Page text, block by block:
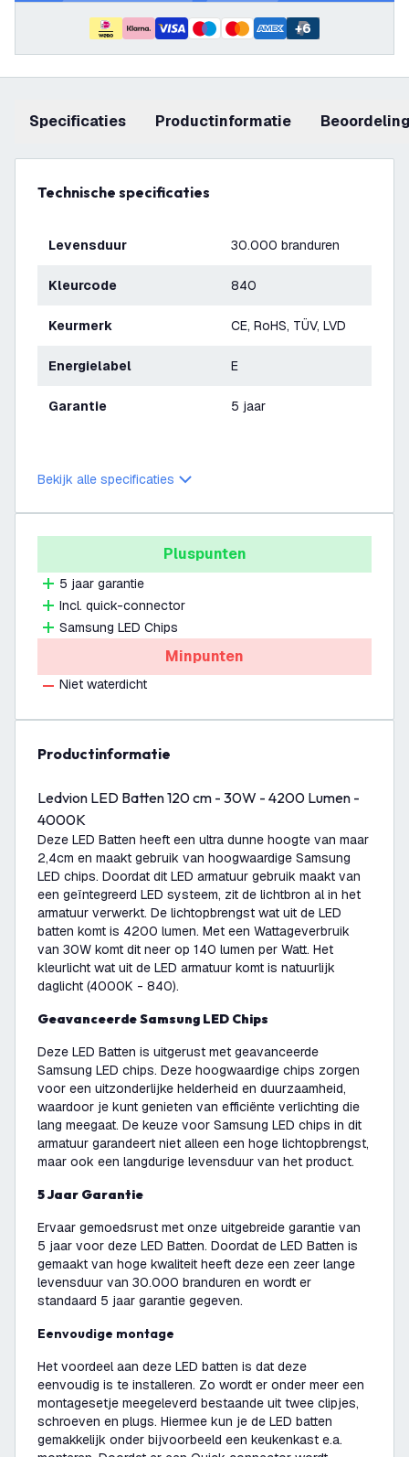
+6
Specificaties productinformatie
Technische specificaties
Levensduur 30.000 branduren
Kleurcode 840
Keurmerk CE, RoHS, TÜV, LVD
Energielabel E
Garantie 5 jaar
Bekijk alle specificaties
Pluspunten
5 jaar garantie
Incl. quick-connector
Samsung LED Chips
Minpunten
Niet waterdicht
productinformatie
Ledvion LED Batten 120 cm - 30W - 4200 Lumen -
4000K
Deze LED Batten heeft een ultra dunne hoogte van maar
2,4cm en maakt gebruik van hoogwaardige Samsung
LED chips. Doordat dit LED armatuur gebruik maakt van
een geïntegreerd LED systeem, zit de lichtbron al in het
armatuur verwerkt. De lichtopbrengst wat uit de LED
batten komt is 4200 lumen. Met een Wattageverbruik
van 30W komt dit neer op 140 lumen per Watt. Het
kleurlicht wat uit de LED armatuur komt is natuurlijk
daglicht (4000K - 840).
Geavanceerde Samsung LED Chips
Deze LED Batten is uitgerust met geavanceerde
Samsung LED chips. Deze hoogwaardige chips zorgen
voor een uitzonderlijke helderheid en duurzaamheid,
waardoor je kunt genieten van efficiënte verlichting die
lang meegaat. De keuze voor Samsung LED chips in dit
armatuur garandeert niet alleen een hoge lichtopbrengst,
maar ook een langdurige levensduur van het product.
5 Jaar Garantie
Ervaar gemoedsrust met onze uitgebreide garantie van
5 jaar voor deze LED Batten. Doordat de LED Batten is
gemaakt van hoge kwaliteit heeft deze een zeer lange
levensduur van 30.000 branduren en wordt er
standaard 5 jaar garantie gegeven.
Eenvoudige montage
Het voordeel aan deze LED batten is dat deze
eenvoudig is te installeren. Zo wordt er onder meer een
montagesetje meegeleverd bestaande uit twee clipjes,
schroeven en plugs. Hiermee kun je de LED batten
gemakkelijk onder bijvoorbeeld een keukenkast e.a.